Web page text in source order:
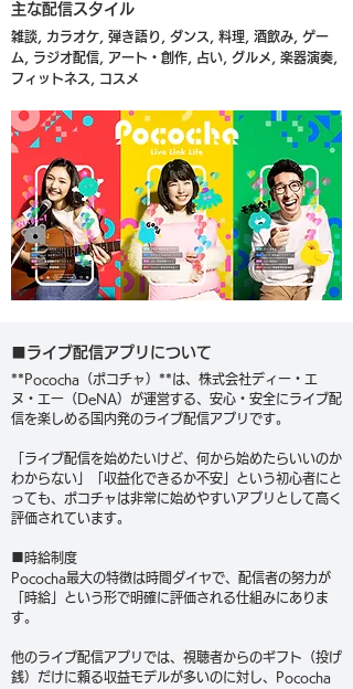
主な配信スタイル
雑談, カラオケ, 弾き語り, ダンス, 料理, 酒飲み, ゲー
ム, ラジオ配信, アート・創作, 占い, グルメ, 楽器演奏,
フィットネス, コスメ
■ライブ配信アプリについて
**Pococha（ポコチャ）**は、株式会社ディー・エ
ヌ・エー（DeNA）が運営する、安心・安全にライブ配
信を楽しめる国内発のライブ配信アプリです。
「ライブ配信を始めたいけど、何から始めたらいいのか
わからない」「収益化できるか不安」という初心者にと
っても、ポコチャは非常に始めやすいアプリとして高く
評価されています。
■時給制度
Pococha最大の特徴は時間ダイヤで、配信者の努力が
「時給」という形で明確に評価される仕組みにありま
す。
他のライブ配信アプリでは、視聴者からのギフト（投げ
銭）だけに頼る収益モデルが多いのに対し、Pococha